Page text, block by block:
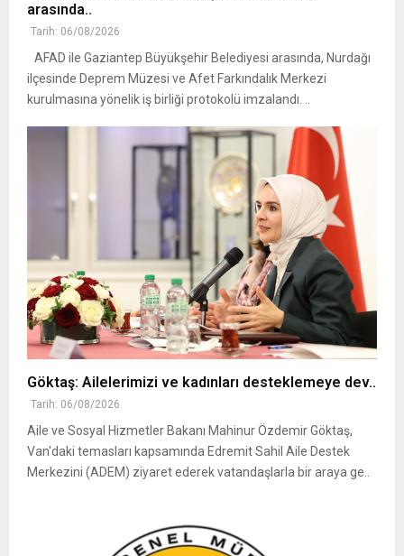
arasında..
Tarih: 06/08/2026
AFAD ile Gaziantep Büyükşehir Belediyesi arasında, Nurdağı
ilçesinde Deprem Müzesi ve Afet Farkındalık Merkezi
kurulmasına yönelik iş birliği protokolü imzalandı. ..
Göktaş: Ailelerimizi ve kadınları desteklemeye dev..
Tarih: 06/08/2026
Aile ve Sosyal Hizmetler Bakanı Mahinur Özdemir Göktaş,
Van'daki temasları kapsamında Edremit Sahil Aile Destek
Merkezini (ADEM) ziyaret ederek vatandaşlarla bir araya ge..